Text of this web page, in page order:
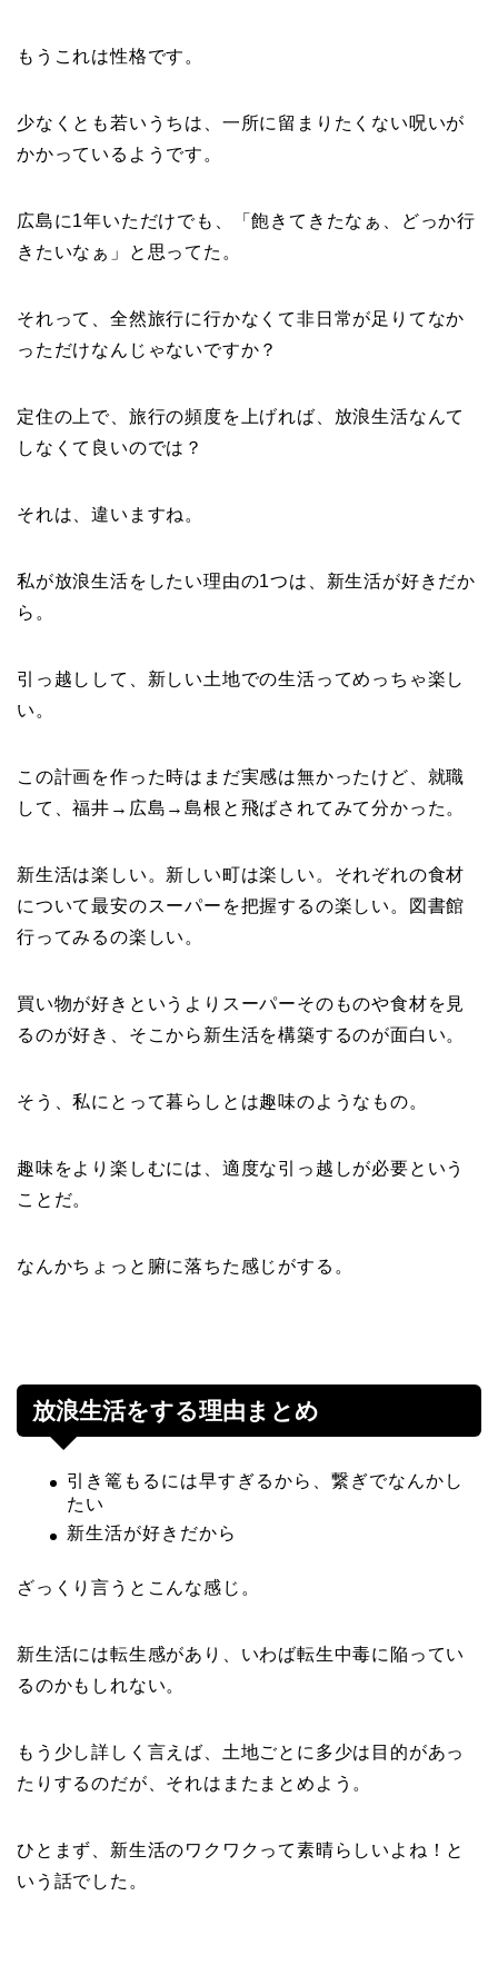
もうこれは性格です。
少なくとも若いうちは、一所に留まりたくない呪いが
かかっているようです。
広島に1年いただけでも、「飽きてきたなぁ、どっか行
きたいなぁ」と思ってた。
それって、全然旅行に行かなくて非日常が足りてなか
っただけなんじゃないですか？
定住の上で、旅行の頻度を上げれば、放浪生活なんて
しなくて良いのでは？
それは、違いますね。
私が放浪生活をしたい理由の1つは、新生活が好きだか
ら。
引っ越しして、新しい土地での生活ってめっちゃ楽し
い。
この計画を作った時はまだ実感は無かったけど、就職
して、福井→広島→島根と飛ばされてみて分かった。
新生活は楽しい。新しい町は楽しい。それぞれの食材
について最安のスーパーを把握するの楽しい。図書館
行ってみるの楽しい。
買い物が好きというよりスーパーそのものや食材を見
るのが好き、そこから新生活を構築するのが面白い。
そう、私にとって暮らしとは趣味のようなもの。
趣味をより楽しむには、適度な引っ越しが必要という
ことだ。
なんかちょっと腑に落ちた感じがする。
放浪生活をする理由まとめ
引き篭もるには早すぎるから、繋ぎでなんかし
たい
新生活が好きだから
ざっくり言うとこんな感じ。
新生活には転生感があり、いわば転生中毒に陥ってい
るのかもしれない。
もう少し詳しく言えば、土地ごとに多少は目的があっ
たりするのだが、それはまたまとめよう。
ひとまず、新生活のワクワクって素晴らしいよね！と
いう話でした。